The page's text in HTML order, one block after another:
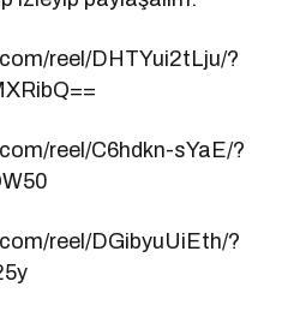
reel/DHTYui2tLju/?
reel/C6hdkn-sYaE/?
reel/DGibyuUiEth/?